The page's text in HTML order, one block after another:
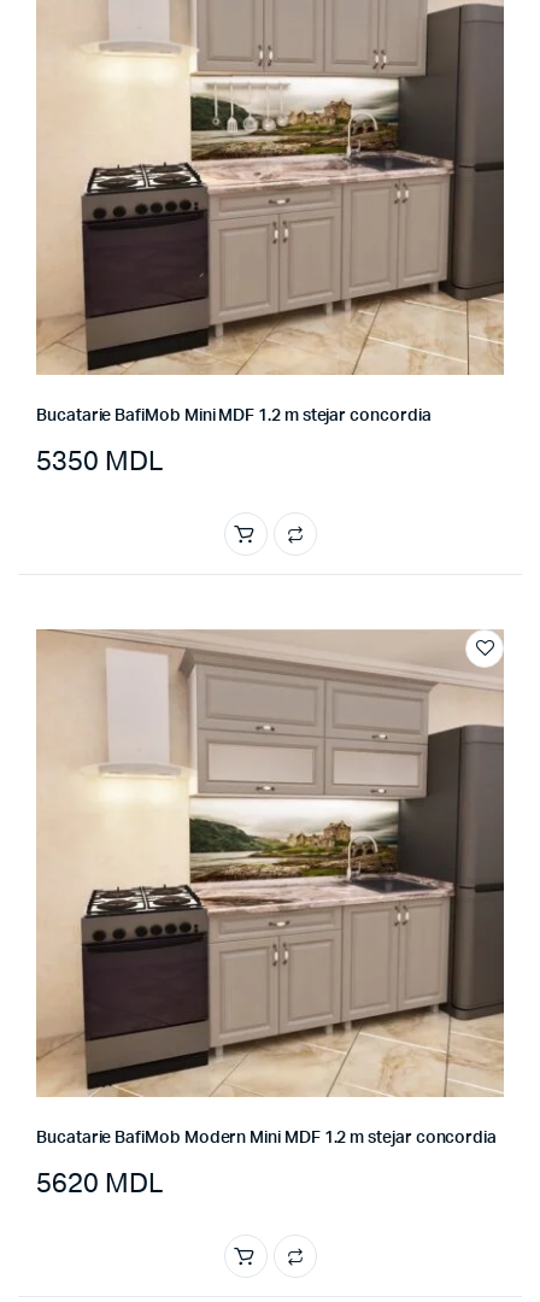
Bucatarie BafiMob Mini MDF 1.2 m stejar concordia
5350 MDL
Bucatarie BafiMob Modern Mini MDF 1.2 m stejar concordia
5620 MDL